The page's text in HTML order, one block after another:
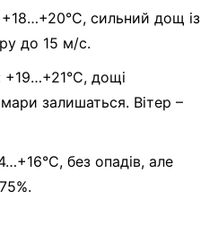
+18…+20°C, сильний дощ із
до 15 м/с.
+19…+21°C, дощі
залишаться. Вітер –
без опадів, але